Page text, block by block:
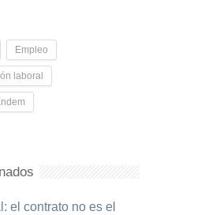
Empleo
laboral
el contrato no es el